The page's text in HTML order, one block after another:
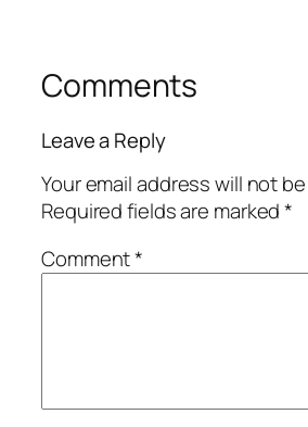
Comments
Leave a Reply
Your email address will not
Required fields are marked*
Comment*